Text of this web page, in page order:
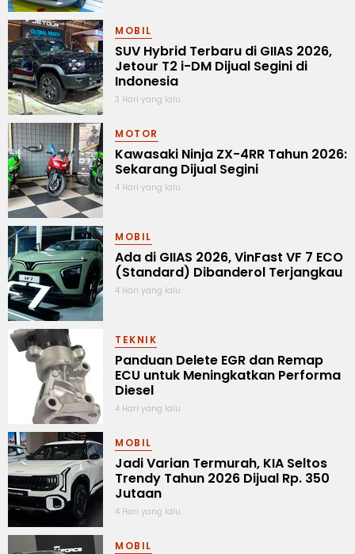
MOBIL
SUV Hybrid Terbaru di GIIAS 2026,
Jetour T2 i-DM Dijual Segini di
Indonesia
3 Hari yang lalu
MOTOR
Kawasaki Ninja ZX-4RR Tahun 2026:
Sekarang Dijual Segini
4 Hari yang lalu
MOBIL
Ada di GIIAS 2026, VinFast VF 7 ECO
(Standard) Dibanderol Terjangkau
4 Hari yang lalu
TEKNIK
Panduan Delete EGR dan Remap
ECU untuk Meningkatkan Performa
Diesel
4 Hari yang lalu
MOBIL
Jadi Varian Termurah, KIA Seltos
Trendy Tahun 2026 Dijual Rp. 350
Jutaan
4 Hari yang lalu
MOBIL